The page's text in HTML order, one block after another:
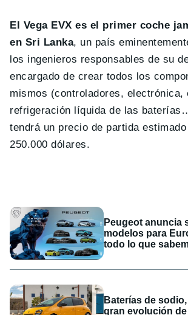
El Vega EVX es el primer coche
en Sri Lanka, un país
los ingenieros responsables de su
encargado de crear todos los
mismos (controladores, electrónica,
refrigeración líquida de las
tendrá un precio de partida
250.000 dólares.
Peugeot anuncia
modelos para
todo lo que
Baterías de
gran evolución